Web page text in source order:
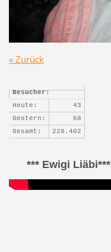
« Zurück
Besucher:
Heute:
43
Gestern:
68
Gesamt:
228.402
*** Ewigi Liäbi***